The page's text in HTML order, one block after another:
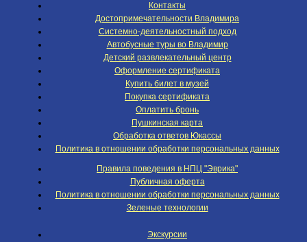
Контакты
Достопримечательности Владимира
Системно-деятельностный подход
Автобусные туры во Владимир
Детский развлекательный центр
Оформление сертификата
Купить билет в музей
Покупка сертификата
Оплатить бронь
Пушкинская карта
Обработка ответов Юкассы
Политика в отношении обработки персональных данных
Правила поведения в НПЦ "Эврика"
Публичная оферта
Политика в отношении обработки персональных данных
Зеленые технологии
Экскурсии